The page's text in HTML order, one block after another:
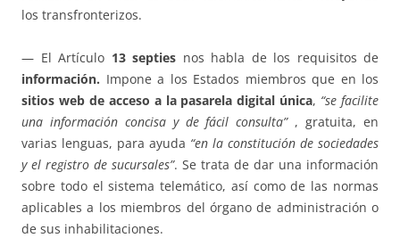
los transfronterizos.
— El Artículo 13 septies nos habla de los requisitos de
información. Impone a los Estados miembros que en los
sitios web de acceso a la pasarela digital única, “se facilite
una información concisa y de fácil consulta”, gratuita, en
varias lenguas, para ayuda “en la constitución de sociedades
y el registro de sucursales”. Se trata de dar una información
sobre todo el sistema telemático, así como de las normas
aplicables a los miembros del órgano de administración o
de sus inhabilitaciones.